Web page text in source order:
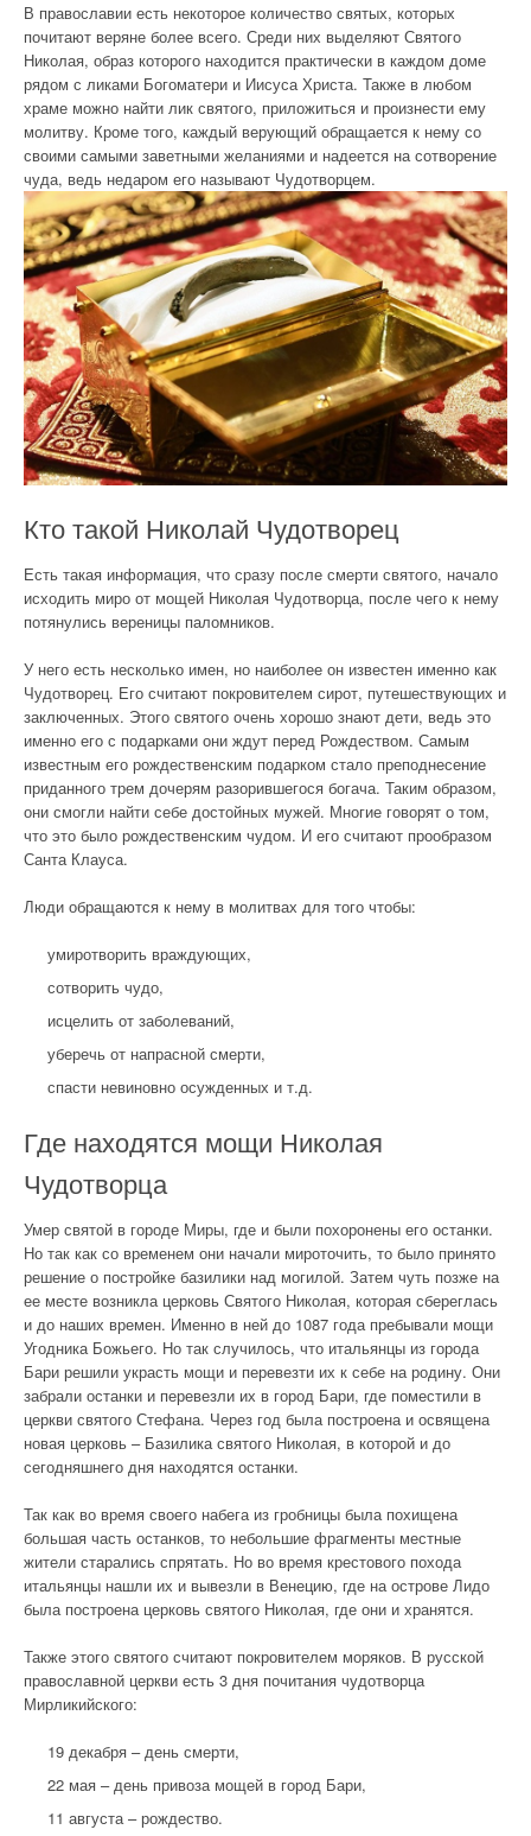
В православии есть некоторое количество святых, которых
почитают веряне более всего. Среди них выделяют Святого
Николая, образ которого находится практически в каждом доме
рядом с ликами Богоматери и Иисуса Христа. Также в любом
храме можно найти лик святого, приложиться и произнести ему
молитву. Кроме того, каждый верующий обращается к нему со
своими самыми заветными желаниями и надеется на сотворение
чуда, ведь недаром его называют Чудотворцем.
Кто такой Николай Чудотворец
Есть такая информация, что сразу после смерти святого, начало
исходить миро от мощей Николая Чудотворца, после чего к нему
потянулись вереницы паломников.
У него есть несколько имен, но наиболее он известен именно как
Чудотворец. Его считают покровителем сирот, путешествующих и
заключенных. Этого святого очень хорошо знают дети, ведь это
именно его с подарками они ждут перед Рождеством. Самым
известным его рождественским подарком стало преподнесение
приданного трем дочерям разорившегося богача. Таким образом,
они смогли найти себе достойных мужей. Многие говорят о том,
что это было рождественским чудом. И его считают прообразом
Санта Клауса.
Люди обращаются к нему в молитвах для того чтобы:
умиротворить враждующих,
сотворить чудо,
исцелить от заболеваний,
уберечь от напрасной смерти,
спасти невиновно осужденных и т.д.
Где находятся мощи Николая
Чудотворца
Умер святой в городе Миры, где и были похоронены его останки.
Но так как со временем они начали мироточить, то было принято
решение о постройке базилики над могилой. Затем чуть позже на
ее месте возникла церковь Святого Николая, которая сбереглась
и до наших времен. Именно в ней до 1087 года пребывали мощи
Угодника Божьего. Но так случилось, что итальянцы из города
Бари решили украсть мощи и перевезти их к себе на родину. Они
забрали останки и перевезли их в город Бари, где поместили в
церкви святого Стефана. Через год была построена и освящена
новая церковь – Базилика святого Николая, в которой и до
сегодняшнего дня находятся останки.
Так как во время своего набега из гробницы была похищена
большая часть останков, то небольшие фрагменты местные
жители старались спрятать. Но во время крестового похода
итальянцы нашли их и вывезли в Венецию, где на острове Лидо
была построена церковь святого Николая, где они и хранятся.
Также этого святого считают покровителем моряков. В русской
православной церкви есть 3 дня почитания чудотворца
Мирликийского:
19 декабря – день смерти,
22 мая – день привоза мощей в город Бари,
11 августа – рождество.